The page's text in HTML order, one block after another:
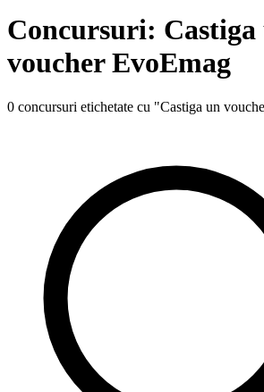
Concursuri: Castiga
voucher EvoEmag
0 concursuri etichetate cu "Castiga un